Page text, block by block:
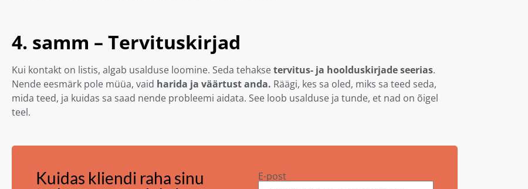
4. samm – Tervituskirjad
Kui kontakt on listis, algab usalduse loomine. Seda tehaksetervitus- ja hoolduskirjade seerias.
Nende eesmärk pole müüa, vaid harida ja väärtust anda. Räägi, kes sa oled, miks sa teed seda,
mida teed, ja kuidas sa saad nende probleemi aidata. See loob usalduse ja tunde, et nad on õigel
teel.
Kuidas kliendi raha sinu
E-post